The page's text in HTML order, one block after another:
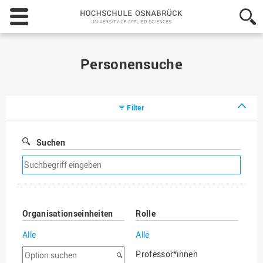
Hochschule
Osnabrück
-
Personensuche
Filter
Suchen
Suchfilter
entfernen
Organisationseinheiten
Alle
Option
Rolle
Alle
Professor*innen